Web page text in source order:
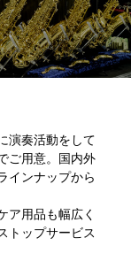
演奏活動をして
ご用意。国内外
インナップから
ア用品も幅広く
トップサービス